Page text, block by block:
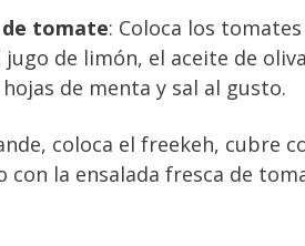
de tomate: Coloca los
de limón, el aceite de
de menta y sal al gusto.
coloca el freekeh, cubre
con la ensalada fresca de